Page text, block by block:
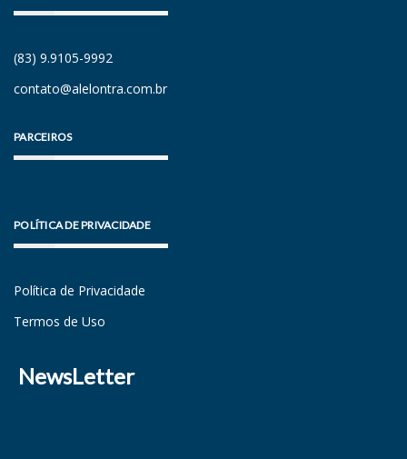
(83) 9.9105-9992
contato@alelontra.com.br
PARCEIROS
POLÍTICA DE PRIVACIDADE
Política de Privacidade
Termos de Uso
NewsLetter